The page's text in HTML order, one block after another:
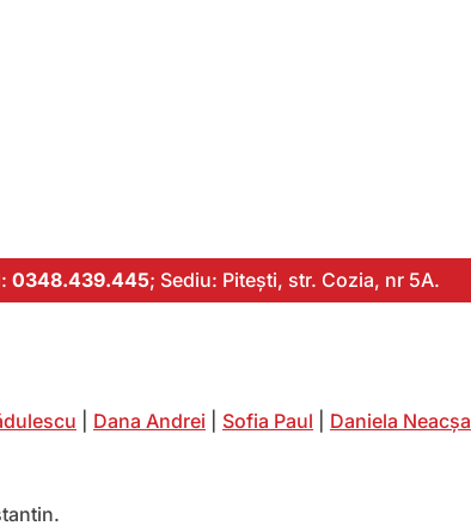
0348.439.445; Sediu: Pitești, str. Cozia, nr 5A.
Dana Andrei Sofia Paul
Daniela Neacșa